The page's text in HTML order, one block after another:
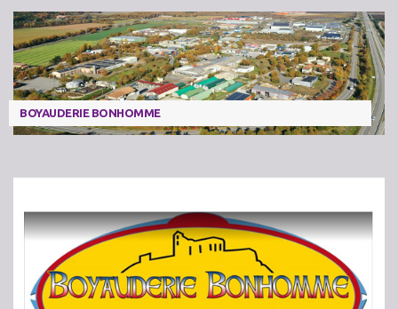
BOYAUDERIE BONHOMME